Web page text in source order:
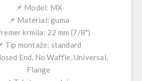
📌 Model: MX
📌 Material: guma
krmila: 22 mm (7/8")
Tip montaže: standard
End, No Waffle, Universal,
Flange